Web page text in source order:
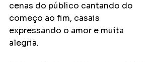
cenas do público cantando do
começo ao fim, casais
expressando o amor e muita
alegria.